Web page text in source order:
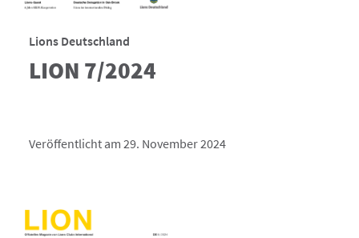
Lions Deutschland
LION 7/2024
Veröffentlicht am 29. November 2024